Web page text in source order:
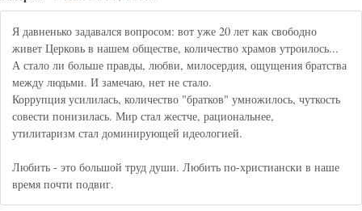
Я давненько задавался вопросом: вот уже 20 лет как свободно
живет Церковь в нашем обществе, количество храмов утроилось...
А стало ли больше правды, любви, милосердия, ощущения братства
между людьми. И замечаю, нет не стало.
Коррупция усилилась, количество "братков" умножилось, чуткость
совести понизилась. Мир стал жестче, рациональнее,
утилитаризм стал доминирующей идеологией.
Любить - это большой труд души. Любить по-христиански в наше
время почти подвиг.